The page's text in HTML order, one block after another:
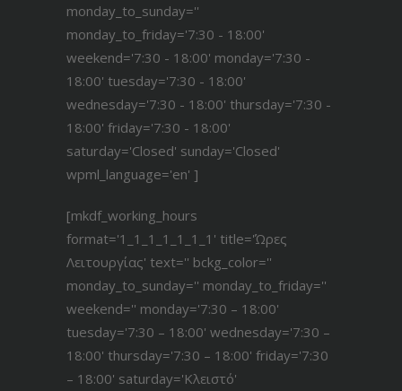
monday_to_sunday=''
monday_to_friday='7:30 - 18:00'
weekend='7:30 - 18:00' monday='7:30 -
18:00' tuesday='7:30 - 18:00'
wednesday='7:30 - 18:00' thursday='7:30 -
18:00' friday='7:30 - 18:00'
saturday='Closed' sunday='Closed'
wpml_language='en' ]
[mkdf_working_hours
format='1_1_1_1_1_1_1' title='Ώρες
Λειτουργίας' text='' bckg_color=''
monday_to_sunday='' monday_to_friday=''
weekend='' monday='7:30 – 18:00'
tuesday='7:30 – 18:00' wednesday='7:30 –
18:00' thursday='7:30 – 18:00' friday='7:30
– 18:00' saturday='Κλειστό'